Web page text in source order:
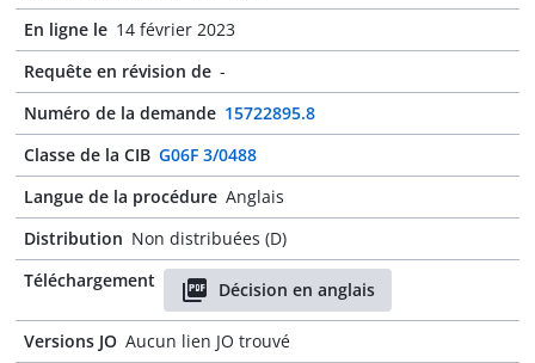
En ligne le 14 février 2023
Requête en révision de -
Numéro de la demande 15722895.8
Classe de la CIB G06F 3/0488
Langue de la procédure Anglais
Distribution Non distribuées (D)
Téléchargement
Décision en anglais
Versions JO Aucun lien JO trouvé